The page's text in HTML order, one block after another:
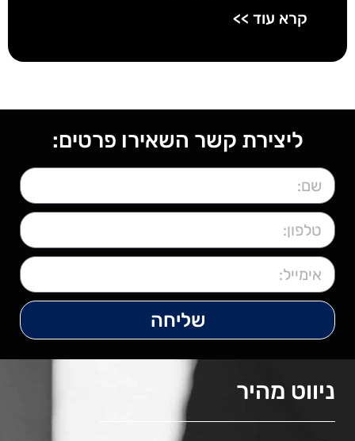
קרא עוד >>
ליצירת קשר השאירו פרטים:
שליחה
ניווט מהיר